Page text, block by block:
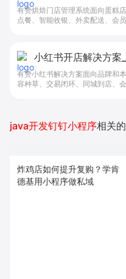
具 - 做生意, 找有赞
有赞烘焙门店管理系统面向蛋糕
点餐、智能收银、外卖配送、会
小红书开店解决方案
化工具 - 做生意, 找
有赞小红书解决方案面向品牌和
容种草、交易闭环、同城到店、
java开发钉钉小程序相关
炸鸡店如何提升复购？学肯
德基用小程序做私域